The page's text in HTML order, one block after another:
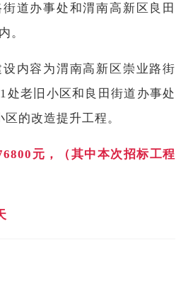
道办事处和渭南高新区良田
。
内容为渭南高新区崇业路街
处老旧小区和良田街道办事处
的改造提升工程。
元，（其中本次招标工程